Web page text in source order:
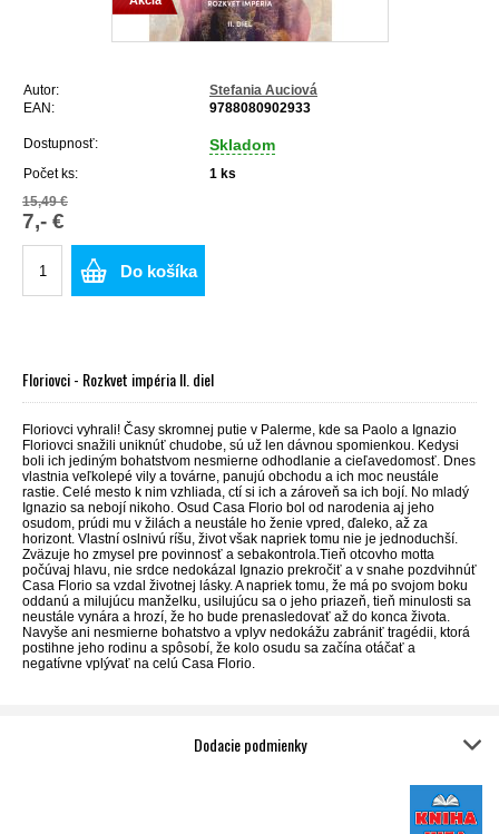
Autor:
Stefania Auciová
EAN:
9788080902933
Dostupnosť: Skladom
Počet ks: 1 ks
15,49 €
7,- €
Do košíka
Floriovci - Rozkvet impéria II. diel
Floriovci vyhrali! Časy skromnej putie v Palerme, kde sa Paolo a Ignazio
Floriovci snažili uniknúť chudobe, sú už len dávnou spomienkou. Kedysi
boli ich jediným bohatstvom nesmierne odhodlanie a cieľavedomosť. Dnes
vlastnia veľkolepé vily a továrne, panujú obchodu a ich moc neustále
rastie. Celé mesto k nim vzhliada, ctí si ich a zároveň sa ich bojí. No mladý
Ignazio sa nebojí nikoho. Osud Casa Florio bol od narodenia aj jeho
osudom, prúdi mu v žilách a neustále ho ženie vpred, ďaleko, až za
horizont. Vlastní oslnivú ríšu, život však napriek tomu nie je jednoduchší.
Zväzuje ho zmysel pre povinnosť a sebakontrola.Tieň otcovho motta
počúvaj hlavu, nie srdce nedokázal Ignazio prekročiť a v snahe pozdvihnúť
Casa Florio sa vzdal životnej lásky. A napriek tomu, že má po svojom boku
oddanú a milujúcu manželku, usilujúcu sa o jeho priazeň, tieň minulosti sa
neustále vynára a hrozí, že ho bude prenasledovať až do konca života.
Navyše ani nesmierne bohatstvo a vplyv nedokážu zabrániť tragédii, ktorá
postihne jeho rodinu a spôsobí, že kolo osudu sa začína otáčať a
negatívne vplývať na celú Casa Florio.
Dodacie podmienky